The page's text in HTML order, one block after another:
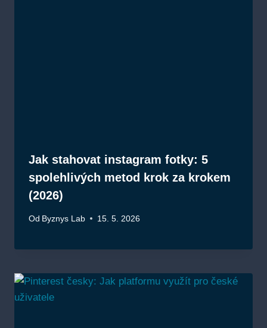
Jak stahovat instagram fotky: 5
spolehlivých metod krok za krokem
(2026)
Od Byznys Lab 15. 5. 2026